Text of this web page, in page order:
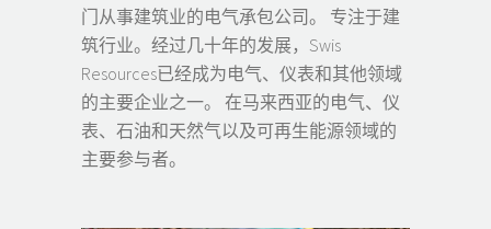
门从事建筑业的电气承包公司。 专注于建
筑行业。经过几十年的发展，Swis
Resources已经成为电气、仪表和其他领域
的主要企业之一。 在马来西亚的电气、仪
表、石油和天然气以及可再生能源领域的
主要参与者。